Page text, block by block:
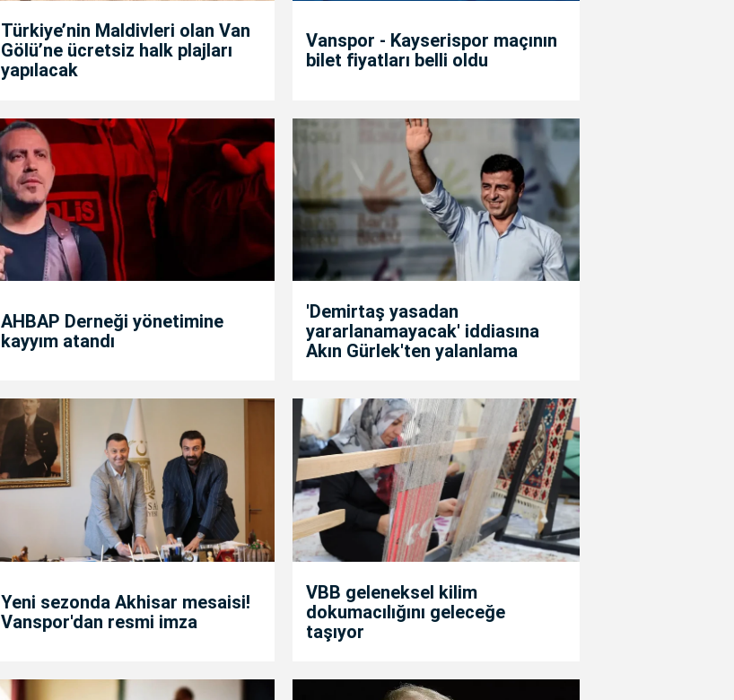
Türkiye’nin Maldivleri olan Van
Gölü’ne ücretsiz halk plajları
yapılacak
Vanspor - Kayserispor maçının
bilet fiyatları belli oldu
AHBAP Derneği yönetimine
kayyım atandı
'Demirtaş yasadan
yararlanamayacak' iddiasına
Akın Gürlek'ten yalanlama
Yeni sezonda Akhisar mesaisi!
Vanspor'dan resmi imza
VBB geleneksel kilim
dokumacılığını geleceğe
taşıyor